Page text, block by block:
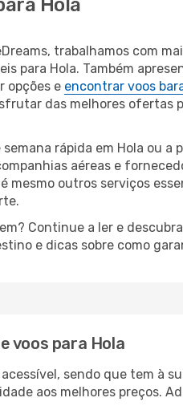
Hola
trabalhamos com
para Hola. Também
opções e encontrar voos
das melhores ofertas
rápida em Hola ou
aéreas e
mesmo outros serviços
Continue a ler e
e dicas sobre como
voos para Hola
sendo que tem à
aos melhores preços.